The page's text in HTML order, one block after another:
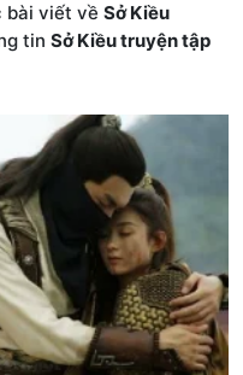
bài viết về Sở Kiều
tin Sở Kiều truyện tập